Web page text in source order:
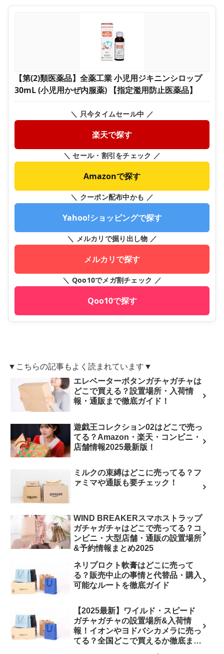
【第(2)類医薬品】全薬工業 小児用ジキニンシロップ
30mL (小児用かぜ内服薬) 【指定濫用防止医薬品】
＼ 只今タイムセール中 ／
楽天で探す
＼ セール・割引をチェック ／
Amazonで探す
＼ クーポン配布中かも ／
Yahoo!ショッピングで探す
＼ メルカリで掘り出し物 ／
メルカリで探す
＼ Qoo10でメガ割チェック ／
Qoo10で探す
▼こちらの記事もよく読まれています▼
エレベーターボタンガチャガチャは
どこで買える？設置場所・入荷情
報・通販まで徹底ガイド！
遊戯王コレクション02はどこで売っ
てる？Amazon・楽天・コンビニ・
店舗情報2025最新版！
ミルクの束縛はどこに売ってる？フ
ァミマや通販も要チェック！
WIND BREAKERスマホストラップ
ガチャガチャはどこで売ってる？コ
ンビニ・大型店舗・通販の設置場所
&予約情報まとめ2025
ネリプロクト軟膏はどこに売って
る？販売中止の事情と代替品・購入
可能なルートを徹底ガイド
【2025最新】ワイルド・スピード
ガチャガチャの設置場所&入荷情
報！イオンやヨドバシカメラに売っ
てる？全国どこで買えるか徹底まと